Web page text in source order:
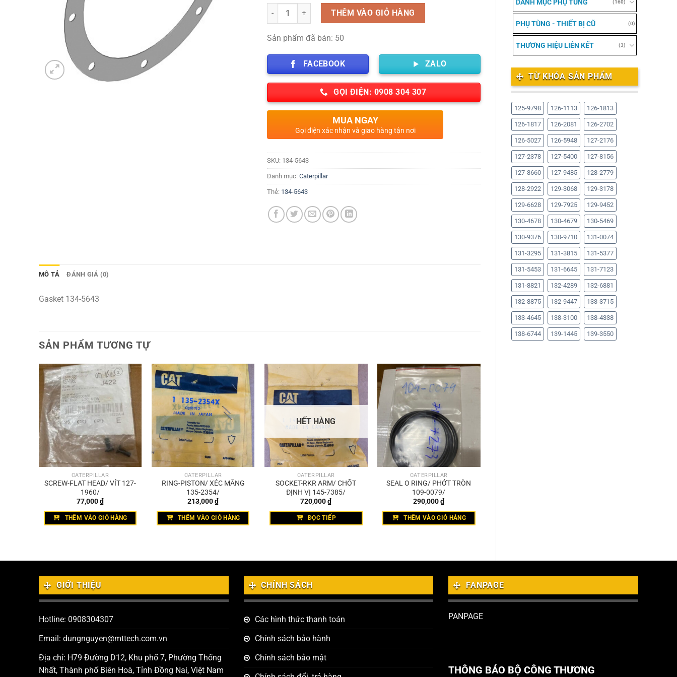
DANH MỤC PHỤ TÙNG (160)
PHỤ TÙNG - THIẾT BỊ CŨ (0)
THƯƠNG HIỆU LIÊN KẾT (3)
TỪ KHÓA SẢN PHẨM
125-9798 126-1113 126-1813
126-1817 126-2081 126-2702
126-5027 126-5948 127-2176
127-2378 127-5400 127-8156
127-8660 127-9485 128-2779
128-2922 129-3068 129-3178
129-6628 129-7925 129-9452
130-4678 130-4679 130-5469
130-9376 130-9710 131-0074
131-3295 131-3815 131-5377
131-5453 131-6645 131-7123
131-8821 132-4289 132-6881
132-8875 132-9447 133-3715
133-4645 138-3100 138-4338
138-6744 139-1445 139-3550
Số lượng THÊM VÀO GIỎ HÀNG
Sản phẩm đã bán: 50
FACEBOOK ZALO
GỌI ĐIỆN: 0908 304 307
MUA NGAY
Gọi điện xác nhận và giao hàng tận nơi
SKU: 134-5643
Danh mục:Caterpillar
Thẻ: 134-5643
MÔ TẢ ĐÁNH GIÁ (0)
Gasket 134-5643
SẢN PHẨM TƯƠNG TỰ
CATERPILLAR
SCREW-FLAT HEAD/ VÍT 127-
1960/
77,000₫
THÊM VÀO GIỎ HÀNG
CATERPILLAR
RING-PISTON/ XÉC MĂNG
135-2354/
213,000₫
THÊM VÀO GIỎ HÀNG
HẾT HÀNG
CATERPILLAR
SOCKET-RKR ARM/ CHỐT
ĐỊNH VỊ 145-7385/
720,000₫
ĐỌC TIẾP
CATERPILLAR
SEAL O RING/ PHỚT TRÒN
109-0079/
290,000₫
THÊM VÀO GIỎ HÀNG
GIỚI THIỆU
Hotline: 0908304307
Email: dungnguyen@mttech.com.vn
Địa chỉ: H79 Đường D12, Khu phố 7, Phường Thống
Nhất, Thành phố Biên Hoà, Tỉnh Đồng Nai, Việt Nam
CHÍNH SÁCH
Các hình thức thanh toán
Chính sách bảo hành
Chính sách bảo mật
FANPAGE
PANPAGE
THÔNG BÁO BỘ CÔNG THƯƠNG